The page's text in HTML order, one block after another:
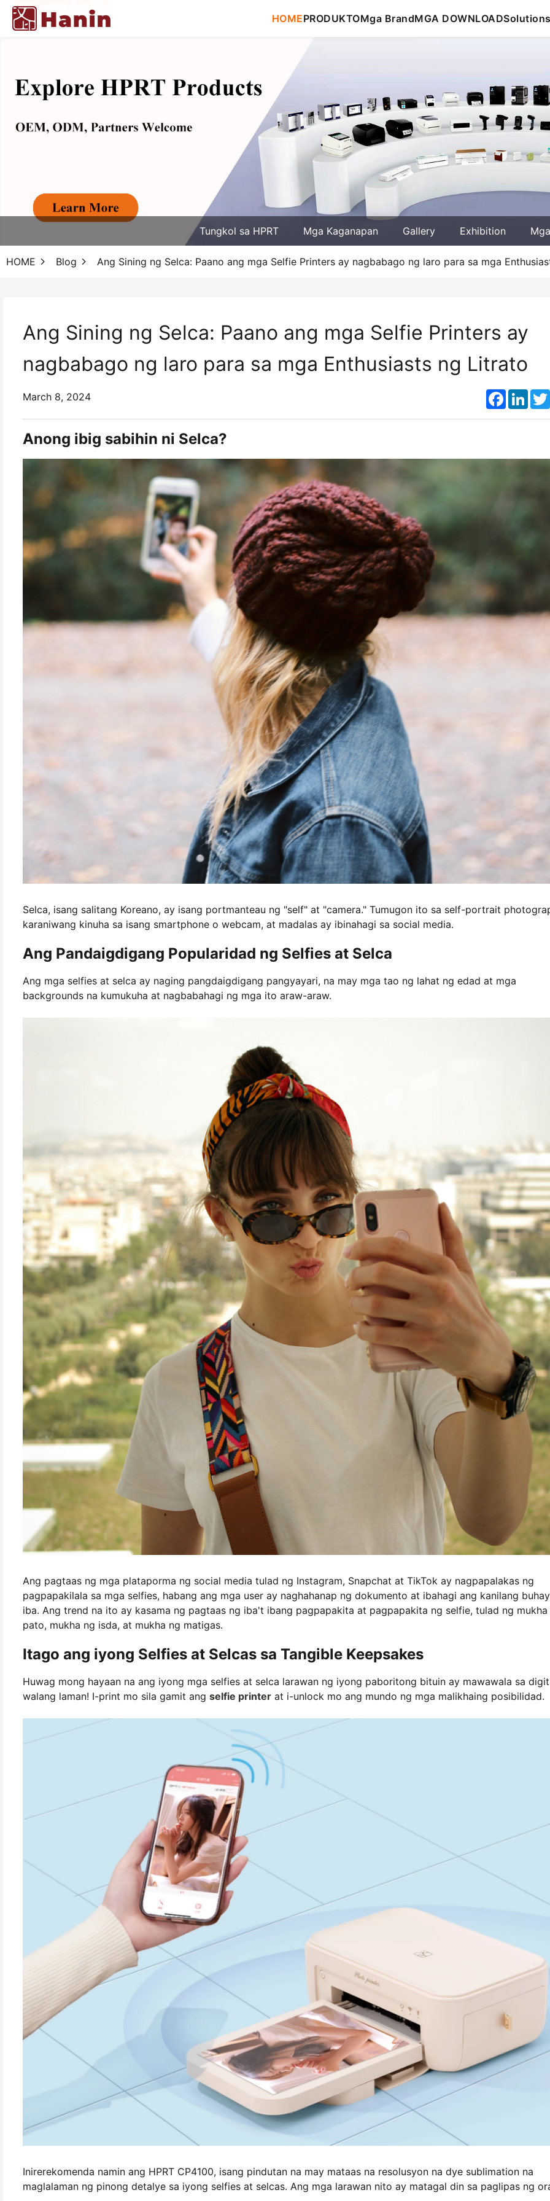
HOMEPRODUKTOMga BrandMGA DOWNLOAD
Tungkol sa HPRT Mga Kaganapan Gallery Exhibition
HOME Blog Ang Sining ng Selca: Paano ang mga Selfie Printers ay nagbabago ng laro para sa mga
Ang Sining ng Selca: Paano ang mga Selfie Printers ay
nagbabago ng laro para sa mga Enthusiasts ng Litrato
March 8, 2024
Anong ibig sabihin ni Selca?
Selca, isang salitang Koreano, ay isang portmanteau ng "self" at "camera." Tumugon ito sa self-portrait
karaniwang kinuha sa isang smartphone o webcam, at madalas ay ibinahagi sa social media.
Ang Pandaigdigang Popularidad ng Selfies at Selca
Ang mga selfies at selca ay naging pangdaigdigang pangyayari, na may mga tao ng lahat ng edad at mga
backgrounds na kumukuha at nagbabahagi ng mga ito araw-araw.
Ang pagtaas ng mga plataporma ng social media tulad ng Instagram, Snapchat at TikTok ay nagpapalakas ng
pagpapakilala sa mga selfies, habang ang mga user ay naghahanap ng dokumento at ibahagi ang kanilang
iba. Ang trend na ito ay kasama ng pagtaas ng iba't ibang pagpapakita at pagpapakita ng selfie, tulad ng mukha
pato, mukha ng isda, at mukha ng matigas.
Itago ang iyong Selfies at Selcas sa Tangible Keepsakes
Huwag mong hayaan na ang iyong mga selfies at selca larawan ng iyong paboritong bituin ay mawawala sa
walang laman! I-print mo sila gamit ang selfie printer at i-unlock mo ang mundo ng mga malikhaing posibilidad.
Inirerekomenda namin ang HPRT CP4100, isang pindutan na may mataas na resolusyon na dye sublimation na
maglalaman ng pinong detalye sa iyong selfies at selcas. Ang mga larawan nito ay matagal din sa paglipas ng